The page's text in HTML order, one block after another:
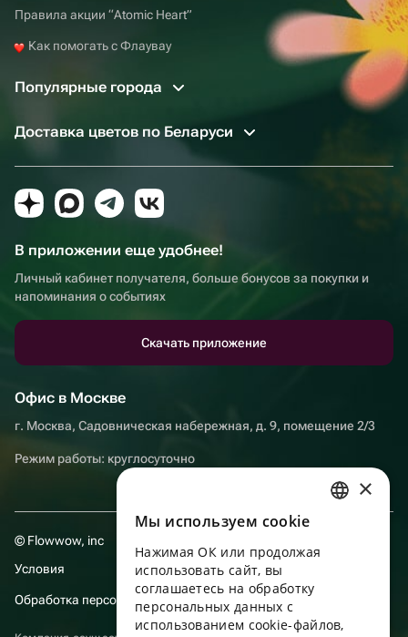
Правила акции “Atomic Heart”
Как помогать с Флаувау
Популярные города
Доставка цветов по Беларуси
В приложении еще удобнее!
Личный кабинет получателя, больше бонусов за покупки и
напоминания о событиях
Скачать приложение
Офис в Москве
г. Москва, Садовническая набережная, д. 9, помещение 2/3
Режим работы: круглосуточно
© Flowwow, inc
Условия
Обработка персональных данных
ENGLISH
UKRAINIAN
PORTUGUESE
×
Мы используем сookie
Нажимая ОК или продолжая
использовать сайт, вы
соглашаетесь на обработку
персональных данных с
использованием cookie-файлов,